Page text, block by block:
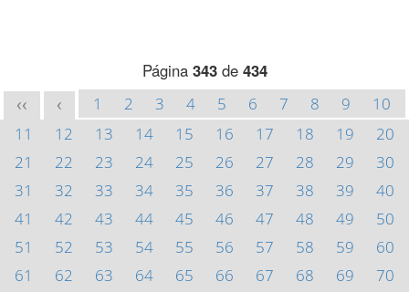
Página 343de 434
<< < 1 2 3 4 5 6 7 8 9
10
11
12 13 14 15 16 17 18 19
20
21
22 23 24 25 26 27 28 29
30
31
32 33 34 35 36 37 38 39
40
41
42 43 44 45 46 47 48 49
50
51
52 53 54 55 56 57 58 59
60
61
62 63 64 65 66 67 68 69
70